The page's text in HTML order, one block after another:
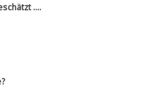
....